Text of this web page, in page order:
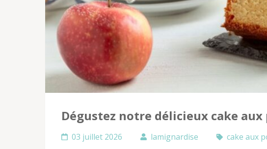
Dégustez notre délicieux cake
03 juillet 2026 lamignardise cake aux